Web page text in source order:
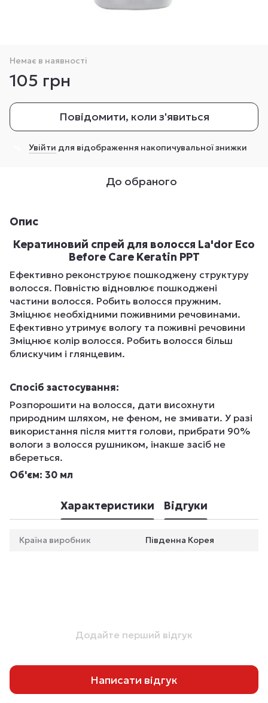
Немає в наявності
105 грн
Повідомити, коли з'явиться
Увійти для відображення накопичувальної знижки
До обраного
Опис
Кератиновий спрей для волосся La'dor Eco
Before Care Keratin PPT
Ефективно реконструює пошкоджену структуру
волосся. Повністю відновлює пошкоджені
частини волосся. Робить волосся пружним.
Зміцнює необхідними поживними речовинами.
Ефективно утримує вологу та поживні речовини
Зміцнює колір волосся. Робить волосся більш
блискучим і глянцевим.
Спосіб застосування:
Розпорошити на волосся, дати висохнути
природним шляхом, не феном, не змивати. У разі
використання після миття голови, прибрати 90%
вологи з волосся рушником, інакше засіб не
вбереться.
Об'єм: 30 мл
Характеристики Відгуки
Країна виробник Південна Корея
Додайте перший відгук
Написати відгук